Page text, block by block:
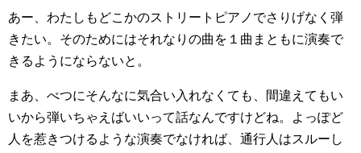
あー、わたしもどこかのストリートピアノでさりげなく弾
きたい。そのためにはそれなりの曲を１曲まともに演奏で
きるようにならないと。
まあ、べつにそんなに気合い入れなくても、間違えてもい
いから弾いちゃえばいいって話なんですけどね。よっぽど
人を惹きつけるような演奏でなければ、通行人はスルーし